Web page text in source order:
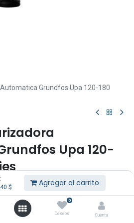
$ Agregar al carrito
0
Deseos Cuenta
Grundfos Upa 120-180
Upa 120-